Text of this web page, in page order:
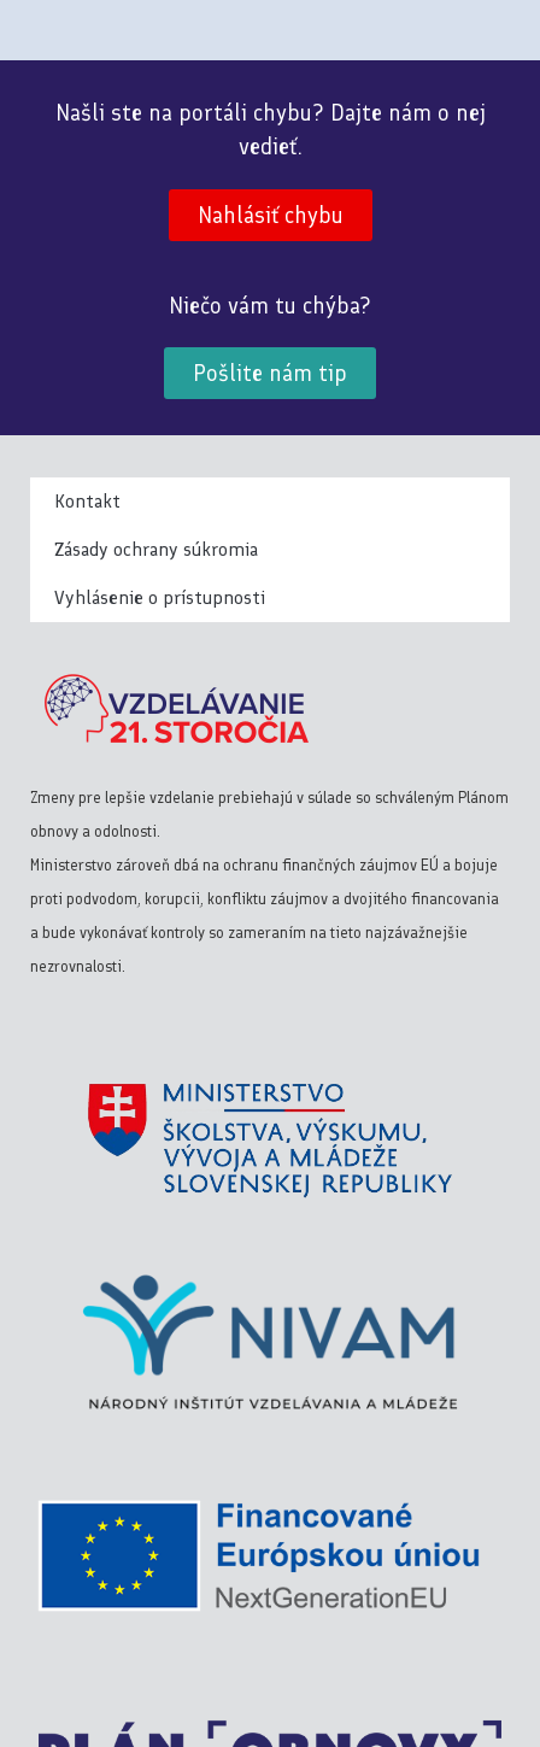
Našli ste na portáli chybu? Dajte nám o nej
vedieť.
Nahlásiť chybu
Niečo vám tu chýba?
Pošlite nám tip
Kontakt
Zásady ochrany súkromia
Vyhlásenie o prístupnosti
Zmeny pre lepšie vzdelanie prebiehajú v súlade so schváleným Plánom
obnovy a odolnosti.
Ministerstvo zároveň dbá na ochranu finančných záujmov EÚ a bojuje
proti podvodom, korupcii, konfliktu záujmov a dvojitého financovania
a bude vykonávať kontroly so zameraním na tieto najzávažnejšie
nezrovnalosti.